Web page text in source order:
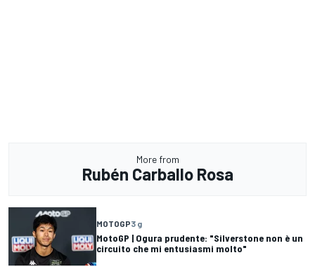
More from
Rubén Carballo Rosa
MOTOGP3 g
MotoGP | Ogura prudente: "Silverstone non è un
circuito che mi entusiasmi molto"